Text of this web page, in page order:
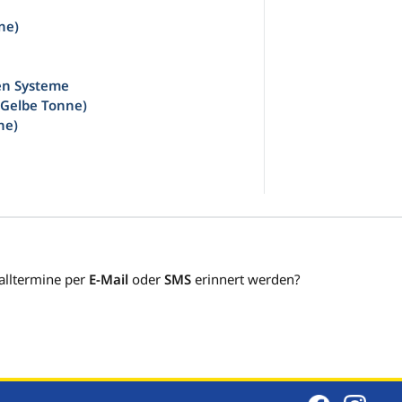
Systeme
Tonne)
per E-Mail oder SMS erinnert werden?